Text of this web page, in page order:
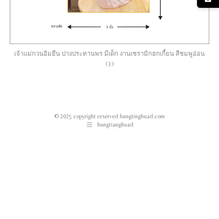
เจ้าแม่กวนอิมยืน ปางประทานพร มีเด็ก งานเซรามิกฮกเกี้ยน สีชมพูอ่อน
(3)
© 2025 copyright reserved hungtinghuad.com
hungtianghuad